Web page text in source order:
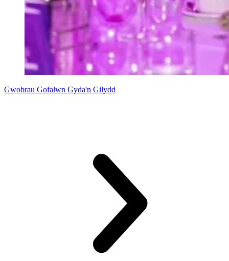
Gwobrau Gofalwn Gyda'n Gilydd